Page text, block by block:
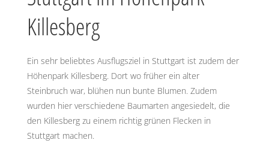
Killesberg
Ein sehr beliebtes Ausflugsziel in Stuttgart ist zudem der
Höhenpark Killesberg. Dort wo früher ein alter
Steinbruch war, blühen nun bunte Blumen. Zudem
wurden hier verschiedene Baumarten angesiedelt, die
den Killesberg zu einem richtig grünen Flecken in
Stuttgart machen.